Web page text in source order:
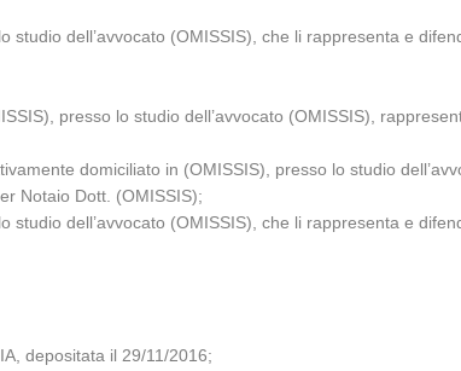
dell’avvocato (OMISSIS), che li rappresenta e
presso lo studio dell’avvocato (OMISSIS),
domiciliato in (OMISSIS), presso lo studio
Notaio Dott. (OMISSIS);
dell’avvocato (OMISSIS), che li rappresenta e
depositata il 29/11/2016;